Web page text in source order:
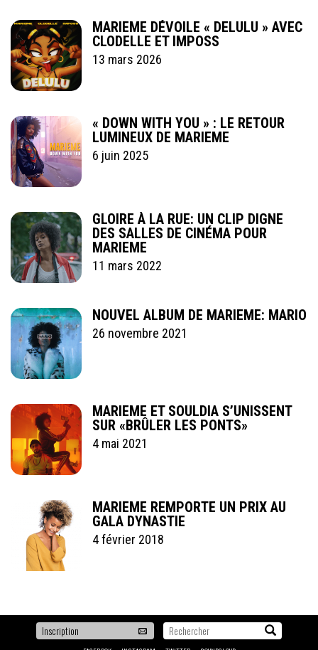
MARIEME DÉVOILE « DELULU » AVEC
CLODELLE ET IMPOSS
13 mars 2026
« DOWN WITH YOU » : LE RETOUR
LUMINEUX DE MARIEME
6 juin 2025
GLOIRE À LA RUE: UN CLIP DIGNE
DES SALLES DE CINÉMA POUR
MARIEME
11 mars 2022
NOUVEL ALBUM DE MARIEME: MARIO
26 novembre 2021
MARIEME ET SOULDIA S’UNISSENT
SUR «BRÛLER LES PONTS»
4 mai 2021
MARIEME REMPORTE UN PRIX AU
GALA DYNASTIE
4 février 2018
Pour
Recherche...